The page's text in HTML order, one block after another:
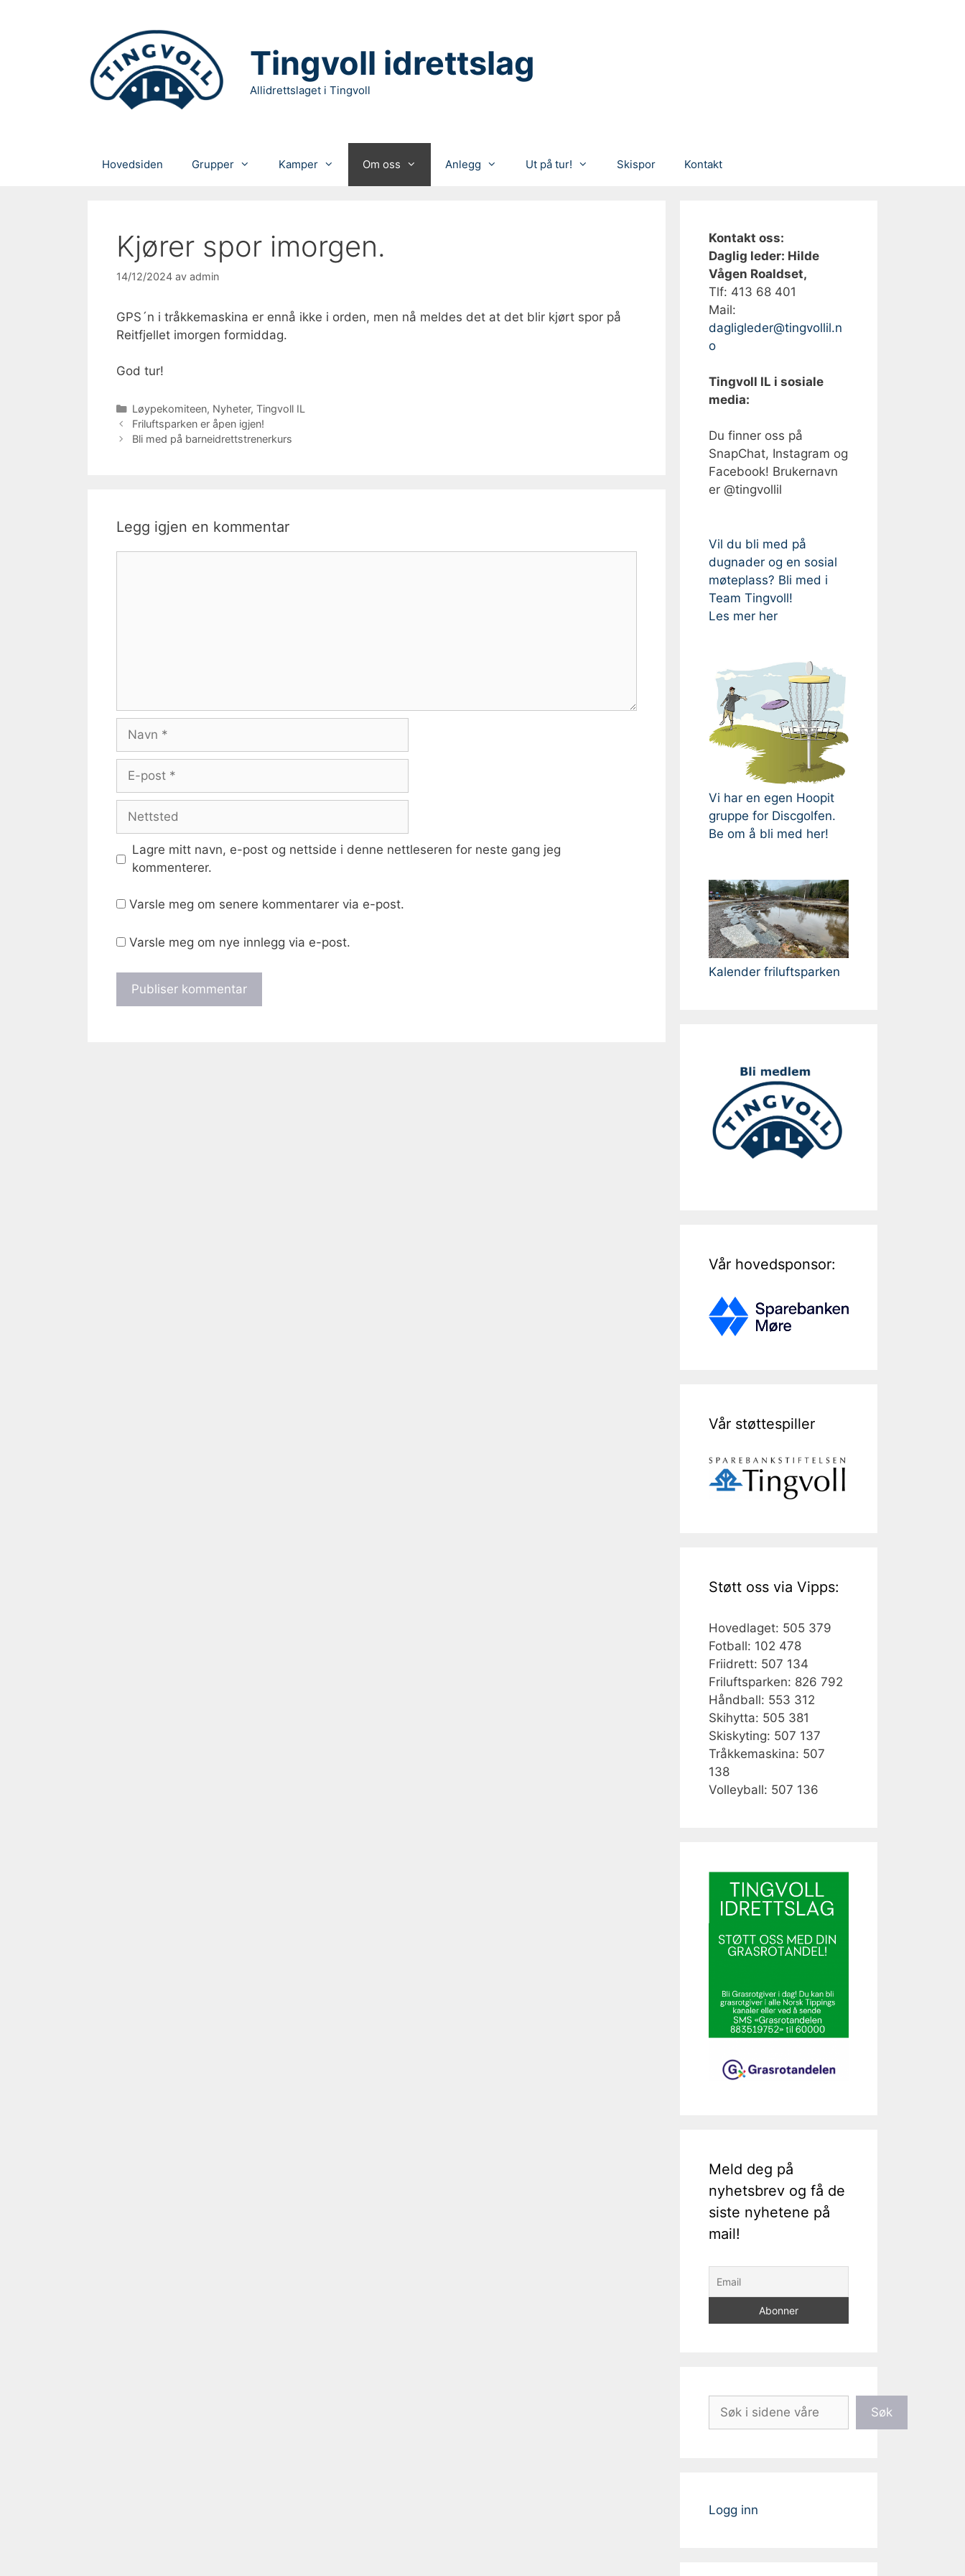
Tingvoll idrettslag
Allidrettslaget i Tingvoll
Hovedsiden Grupper Kamper Om oss Anlegg Ut på tur! Skispor Kontakt
Kjører spor imorgen.
14/12/2024 av admin
GPS´n i tråkkemaskina er ennå ikke i orden, men nå meldes det at det blir kjørt spor på
Reitfjellet imorgen formiddag.
God tur!
Kategorier
Løypekomiteen, Nyheter, Tingvoll IL
Friluftsparken er åpen igjen!
Bli med på barneidrettstrenerkurs
Legg igjen en kommentar
Navn
Nettsted
Lagre mitt navn, e-post og nettside i denne nettleseren for neste gang jeg
kommenterer.
Varsle meg om senere kommentarer via e-post.
Varsle meg om nye innlegg via e-post.
Kontakt oss:
Daglig leder: Hilde
Vågen Roaldset,
Tlf: 413 68 401‬
Mail:
dagligleder@tingvollil.n
o
Tingvoll IL i sosiale
media:
Du finner oss på
SnapChat, Instagram og
Facebook! Brukernavn
er @tingvollil
Vil du bli med på
dugnader og en sosial
møteplass? Bli med i
Team Tingvoll!
Les mer her
Vi har en egen Hoopit
gruppe for Discgolfen.
Be om å bli med her!
Kalender friluftsparken
Vår hovedsponsor:
Vår støttespiller
Støtt oss via Vipps:
Hovedlaget: 505 379
Fotball: 102 478
Friidrett: 507 134
Friluftsparken: 826 792
Håndball: 553 312
Skihytta: 505 381
Skiskyting: 507 137
Tråkkemaskina: 507
138
Volleyball: 507 136
Meld deg på
nyhetsbrev og få de
siste nyhetene på
mail!
Søk
Logg inn